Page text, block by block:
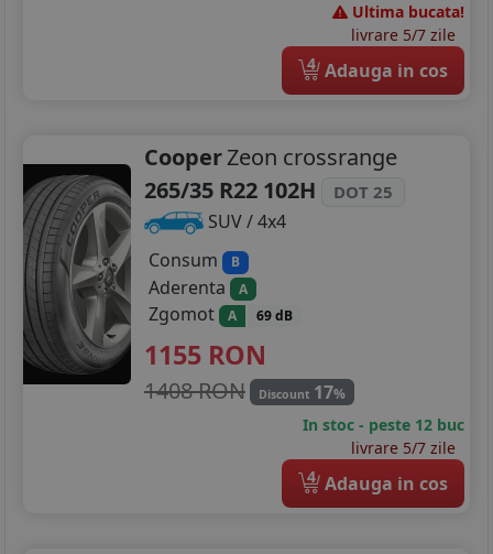
Ultima bucata!
livrare 5/7 zile
4 Adauga in cos
CooperZeon crossrange
265/35 R22 102H
DOT 25
SUV / 4x4
Consum
B
Aderenta A
Zgomot A 69 dB
1155 RON
1408 RON Discount 17%
In stoc - peste 12 buc
livrare 5/7 zile
4 Adauga in cos